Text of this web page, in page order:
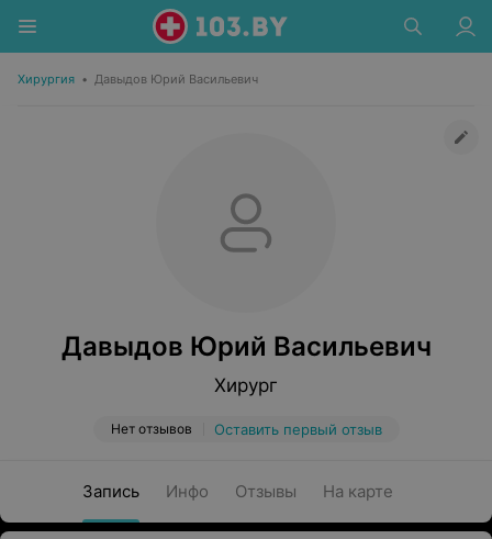
Хирургия • Давыдов Юрий Васильевич
Давыдов Юрий Васильевич
Хирург
Нет отзывов Оставить первый отзыв
Запись Инфо Отзывы На карте